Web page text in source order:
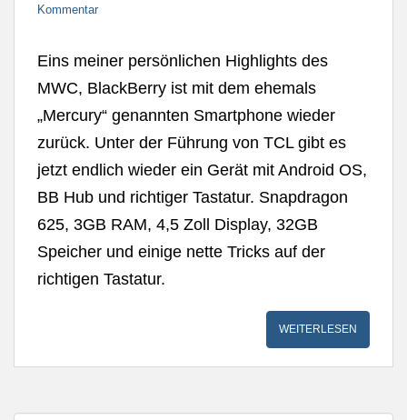
Kommentar
Eins meiner persönlichen Highlights des
MWC, BlackBerry ist mit dem ehemals
„Mercury“ genannten Smartphone wieder
zurück. Unter der Führung von TCL gibt es
jetzt endlich wieder ein Gerät mit Android OS,
BB Hub und richtiger Tastatur. Snapdragon
625, 3GB RAM, 4,5 Zoll Display, 32GB
Speicher und einige nette Tricks auf der
richtigen Tastatur.
WEITERLESEN